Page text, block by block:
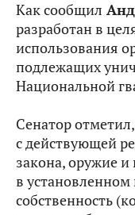
Как сообщил
разработан в
использования
подлежащих
Национальной
Сенатор
с действующей
закона, оружие
в установленном
собственность